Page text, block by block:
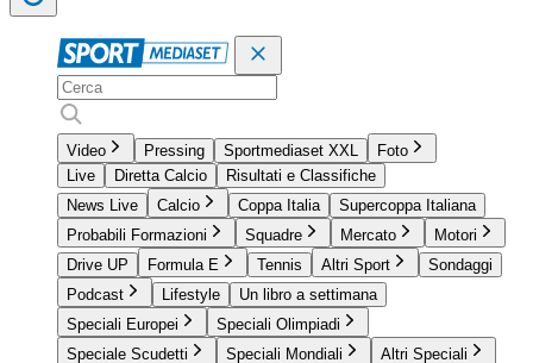
Video Pressing Sportmediaset XXL
Foto
Live
Diretta Calcio
Risultati e Classifiche
News Live
Calcio Coppa Italia
Supercoppa Italiana
Probabili Formazioni
Squadre Mercato
Motori
Drive UP
Formula E Tennis Altri Sport
Sondaggi
Podcast
Lifestyle
Un libro a settimana
Speciali Europei
Speciali Olimpiadi
Speciale Scudetti
Speciali Mondiali Altri Speciali